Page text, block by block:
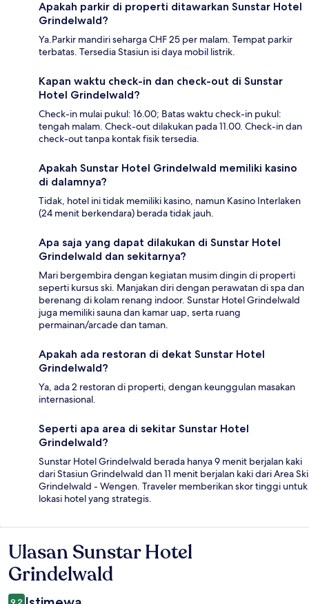
Apakah parkir di properti ditawarkan Sunstar Hotel
Grindelwald?
Ya.Parkir mandiri seharga CHF 25 per malam. Tempat parkir
terbatas. Tersedia Stasiun isi daya mobil listrik.
Kapan waktu check-in dan check-out di Sunstar
Hotel Grindelwald?
Check-in mulai pukul: 16.00; Batas waktu check-in pukul:
tengah malam. Check-out dilakukan pada 11.00. Check-in dan
check-out tanpa kontak fisik tersedia.
Apakah Sunstar Hotel Grindelwald memiliki kasino
di dalamnya?
Tidak, hotel ini tidak memiliki kasino, namun Kasino Interlaken
(24 menit berkendara) berada tidak jauh.
Apa saja yang dapat dilakukan di Sunstar Hotel
Grindelwald dan sekitarnya?
Mari bergembira dengan kegiatan musim dingin di properti
seperti kursus ski. Manjakan diri dengan perawatan di spa dan
berenang di kolam renang indoor. Sunstar Hotel Grindelwald
juga memiliki sauna dan kamar uap, serta ruang
permainan/arcade dan taman.
Apakah ada restoran di dekat Sunstar Hotel
Grindelwald?
Ya, ada 2 restoran di properti, dengan keunggulan masakan
internasional.
Seperti apa area di sekitar Sunstar Hotel
Grindelwald?
Sunstar Hotel Grindelwald berada hanya 9 menit berjalan kaki
dari Stasiun Grindelwald dan 11 menit berjalan kaki dari Area Ski
Grindelwald - Wengen. Traveler memberikan skor tinggi untuk
lokasi hotel yang strategis.
Ulasan
Ulasan Sunstar Hotel
Grindelwald
9,2